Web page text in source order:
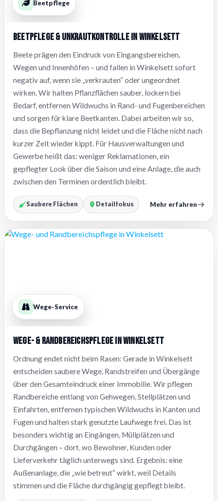
Beetpflege
Beetpflege & Unkrautkontrolle in Winkelsett
Beete prägen den Eindruck von Eingangsbereichen,
Wegen und Innenhöfen – und fallen in Winkelsett sofort
negativ auf, wenn sie „verkrauten“ oder ungeordnet
wirken. Wir halten Pflanzflächen sauber, lockern bei
Bedarf, entfernen Wildwuchs in Rand- und Fugenbereichen
und sorgen für klare Beetkanten. Dabei arbeiten wir so,
dass die Bepflanzung nicht leidet und die Fläche nicht nach
kurzer Zeit wieder kippt. Für Hausverwaltungen und
Gewerbe heißt das: weniger Reklamationen, ein
gepflegter Look über die Saison und eine Anlage, die auch
zwischen den Terminen ordentlich bleibt.
Saubere Flächen Detailfokus Mehr erfahren
Wege-Service
Wege- & Randbereichspflege in Winkelsett
Ordnung endet nicht beim Rasen: Gerade in Winkelsett
entscheiden saubere Wege, Randstreifen und Übergänge
über den Gesamteindruck einer Immobilie. Wir pflegen
Randbereiche entlang von Gehwegen, Stellplätzen und
Einfahrten, entfernen typischen Wildwuchs in Kanten und
Fugen und halten stark genutzte Laufwege frei. Das ist
besonders wichtig an Eingängen, Müllplätzen und
Durchgängen – dort, wo Bewohner, Kunden oder
Lieferverkehr täglich unterwegs sind. Ergebnis: eine
Außenanlage, die „wie betreut“ wirkt, weil Details
stimmen und die Fläche durchgängig gepflegt bleibt.